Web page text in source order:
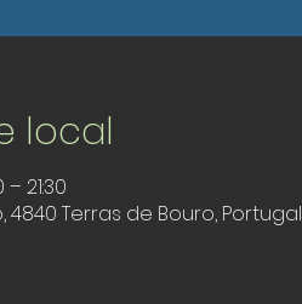
local
21:30
4840 Terras de Bouro, Portugal